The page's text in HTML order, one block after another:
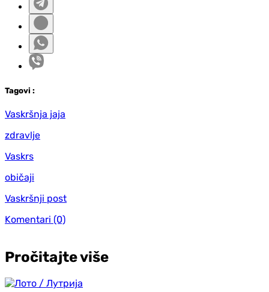
Tagovi :
Vaskršnja jaja
zdravlje
Vaskrs
običaji
Vaskršnji post
Komentari (0)
Pročitajte više